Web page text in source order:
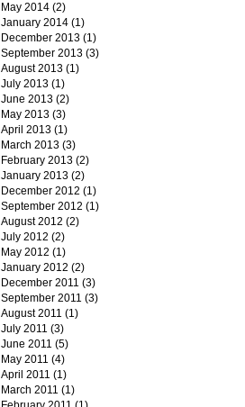
May 2014 (2)
January 2014 (1)
December 2013 (1)
September 2013 (3)
August 2013 (1)
July 2013 (1)
June 2013 (2)
May 2013 (3)
April 2013 (1)
March 2013 (3)
February 2013 (2)
January 2013 (2)
December 2012 (1)
September 2012 (1)
August 2012 (2)
July 2012 (2)
May 2012 (1)
January 2012 (2)
December 2011 (3)
September 2011 (3)
August 2011 (1)
July 2011 (3)
June 2011 (5)
May 2011 (4)
April 2011 (1)
March 2011 (1)